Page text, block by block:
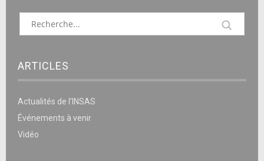
ARTICLES
Actualités de l’INSAS
Événements à venir
Vidéo